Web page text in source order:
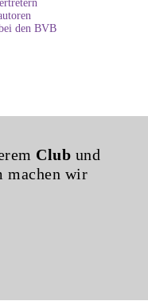
Club und
machen wir